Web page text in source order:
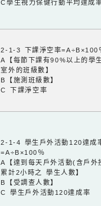
C學生視力保健行動平均達成
2-1-3 下課淨空率=A÷B×100
A【每節下課有90%以上的學
室外的班級數】
B【施測班級數】
C 下課淨空率
2-1-4 學生戶外活動120達成
=A÷B×100％
A【達到每天戶外活動(含戶外
累計2小時之 學生人數】
B【受調查人數】
C 學生戶外活動120達成率